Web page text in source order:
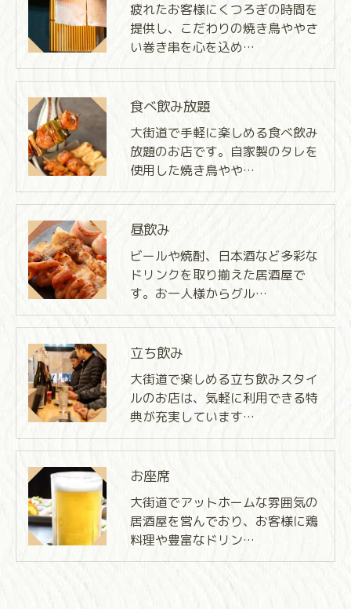
疲れたお客様にくつろぎの時間を
提供し、こだわりの焼き鳥ややさ
い巻き串を心を込め…
食べ飲み放題
大街道で手軽に楽しめる食べ飲み
放題のお店です。自家製のタレを
使用した焼き鳥やや…
昼飲み
ビールや焼酎、日本酒など多彩な
ドリンクを取り揃えた居酒屋で
す。お一人様からグル…
立ち飲み
大街道で楽しめる立ち飲みスタイ
ルのお店は、気軽に利用できる特
典が充実しています…
お座席
大街道でアットホームな雰囲気の
居酒屋を営んでおり、お客様に鶏
料理や豊富なドリン…